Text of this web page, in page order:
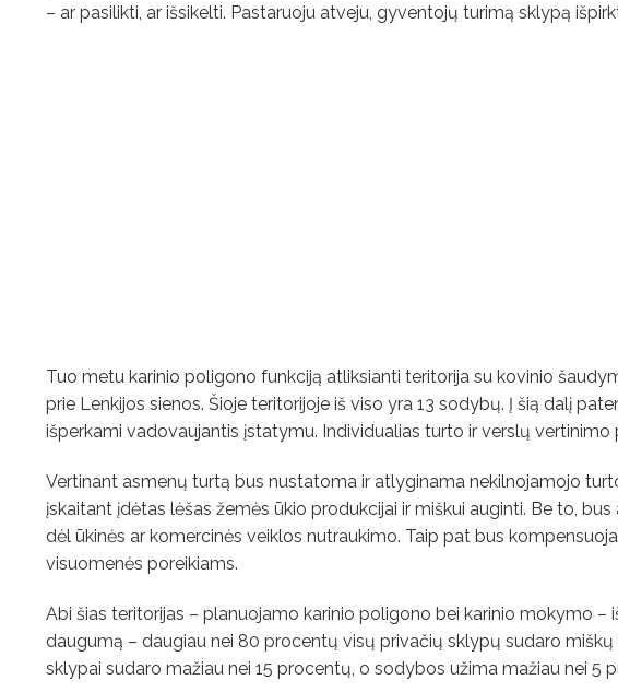
– ar pasilikti, ar išsikelti. Pastaruoju atveju, gyventojų turimą sklypą
Tuo metu karinio poligono funkciją atliksianti teritorija su kovinio
prie Lenkijos sienos. Šioje teritorijoje iš viso yra 13 sodybų. Į šią dalį
išperkami vadovaujantis įstatymu. Individualias turto ir verslų
Vertinant asmenų turtą bus nustatoma ir atlyginama nekilnojamojo
įskaitant įdėtas lėšas žemės ūkio produkcijai ir miškui auginti. Be to,
dėl ūkinės ar komercinės veiklos nutraukimo. Taip pat bus
visuomenės poreikiams.
Abi šias teritorijas – planuojamo karinio poligono bei karinio mokymo –
daugumą – daugiau nei 80 procentų visų privačių sklypų sudaro
sklypai sudaro mažiau nei 15 procentų, o sodybos užima mažiau nei 5